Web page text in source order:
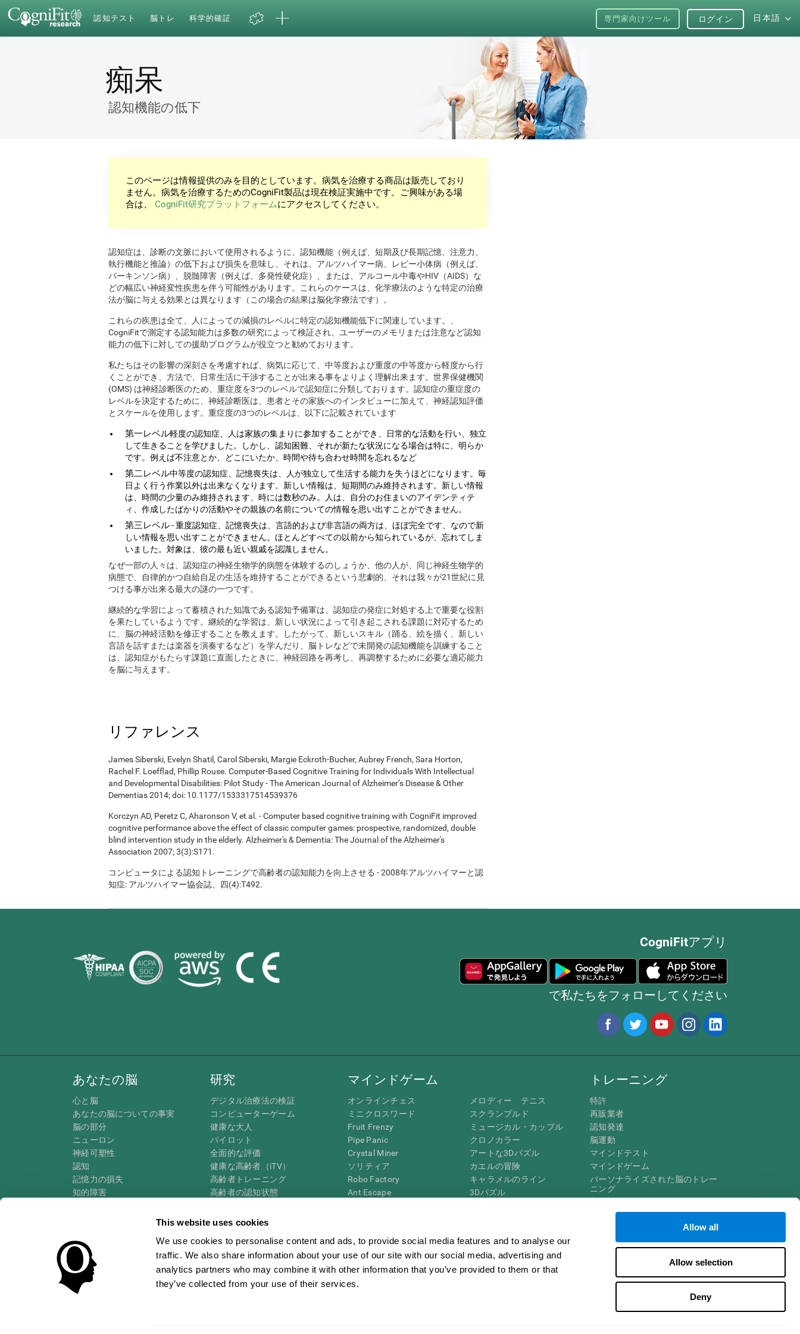
This website uses cookies
We use cookies to personalise content and ads, to provide social media features and to analyse our
traffic. We also share information about your use of our site with our social media, advertising and
analytics partners who may combine it with other information that you’ve provided to them or that
they’ve collected from your use of their services.
Allow all
Allow selection
Deny
認知テスト 脳トレ 科学的確証 専門家向けツール 日本語
ログイン
痴呆
認知機能の低下
このページは情報提供のみを目的としています。病気を治療する商品は販売しており
ません。病気を治療するためのCogniFit製品は現在検証実施中です。ご興味がある場
合は、
CogniFit研究プラットフォームにアクセスしてください。
認知症は、診断の文脈において使用されるように、認知機能（例えば、短期及び長期記憶、注意力、
執行機能と推論）の低下および損失を意味し、それは、アルツハイマー病、レビー小体病（例えば、
パーキンソン病）、脱髄障害（例えば、多発性硬化症）、または、アルコール中毒やHIV（AIDS）な
どの幅広い神経変性疾患を伴う可能性があります。これらのケースは、化学療法のような特定の治療
法が脳に与える効果とは異なります（この場合の結果は脳化学療法です）。
これらの疾患は全て、人によっての減損のレベルに特定の認知機能低下に関連しています。、
CogniFitで測定する認知能力は多数の研究によって検証され、ユーザーのメモリまたは注意など認知
能力の低下に対しての援助プログラムが役立つと勧めております。
私たちはその影響の深刻さを考慮すれば、病気に応じて、中等度および重度の中等度から軽度から行
くことができ、方法で、日常生活に干渉することが出来る事をよりよく理解出来ます。世界保健機関
(OMS) は神経診断医のため、重症度を3つのレベルで認知症に分類しております。認知症の重症度の
レベルを決定するために、神経診断医は、患者とその家族へのインタビューに加えて、神経認知評価
とスケールを使用します。重症度の3つのレベルは、以下に記載されています
第一レベル軽度の認知症、人は家族の集まりに参加することができ、日常的な活動を行い、独立
して生きることを学びました。しかし、認知困難、それが新たな状況になる場合は特に、明らか
です。例えば不注意とか、どこにいたか、時間や待ち合わせ時間を忘れるなど
第二レベル中等度の認知症、記憶喪失は、人が独立して生活する能力を失うほどになります。毎
日よく行う作業以外は出来なくなります。新しい情報は、短期間のみ維持されます。新しい情報
は、時間の少量のみ維持されます、時には数秒のみ。人は、自分のお住まいのアイデンティテ
ィ、作成したばかりの活動やその親族の名前についての情報を思い出すことができません。
第三レベル- 重度認知症、記憶喪失は、言語的および非言語の両方は、ほぼ完全です、なので新
しい情報を思い出すことができません。ほとんどすべての以前から知られているが、忘れてしま
いました。対象は、彼の最も近い親戚を認識しません。
なぜ一部の人々は、認知症の神経生物学的病態を体験するのしょうか、他の人が、同じ神経生物学的
病態で、自律的かつ自給自足の生活を維持することができるという悲劇的、それは我々が21世紀に見
つける事が出来る最大の謎の一つです。
継続的な学習によって蓄積された知識である認知予備軍は、認知症の発症に対処する上で重要な役割
を果たしているようです。継続的な学習は、新しい状況によって引き起こされる課題に対応するため
に、脳の神経活動を修正することを教えます。したがって、新しいスキル（踊る、絵を描く、新しい
言語を話すまたは楽器を演奏するなど）を学んだり、脳トレなどで未開発の認知機能を訓練すること
は、認知症がもたらす課題に直面したときに、神経回路を再考し、再調整するために必要な適応能力
を脳に与えます。
リファレンス
James Siberski, Evelyn Shatil, Carol Siberski, Margie Eckroth-Bucher, Aubrey French, Sara Horton,
Rachel F. Loefflad, Phillip Rouse. Computer-Based Cognitive Training for Individuals With Intellectual
and Developmental Disabilities: Pilot Study - The American Journal of Alzheimer’s Disease & Other
Dementias 2014; doi: 10.1177/1533317514539376
Korczyn AD, Peretz C, Aharonson V, et al. - Computer based cognitive training with CogniFit improved
cognitive performance above the effect of classic computer games: prospective, randomized, double
blind intervention study in the elderly. Alzheimer's & Dementia: The Journal of the Alzheimer's
Association 2007; 3(3):S171.
コンピュータによる認知トレーニングで高齢者の認知能力を向上させる - 2008年アルツハイマーと認
知症: アルツハイマー協会誌、四(4):T492.
CogniFitアプリ
で私たちをフォローしてください
あなたの脳
心と脳
あなたの脳についての事実
脳の部分
ニューロン
神経可塑性
認知
記憶力の損失
知的障害
注意
研究
デジタル治療法の検証
コンピューターゲーム
健康な大人
パイロット
全面的な評価
健康な高齢者（iTV）
高齢者トレーニング
高齢者の認知状態
タクソノミーSG4D
マインドゲーム
オンラインチェス
ミニクロスワード
Fruit Frenzy
Pipe Panic
Crystal Miner
ソリティア
Robo Factory
Ant Escape
マッチイット
数学カオス
マーブルラン
メロディー テニス
スクランブルド
ミュージカル・カップル
クロノカラー
アートな3Dパズル
カエルの冒険
キャラメルのライン
3Dパズル
ボードゲーム
記憶力用オンラインゲーム
マインドゲーム
トレーニング
特許
再販業者
認知発達
脳運動
マインドテスト
マインドゲーム
パーソナライズされた脳のトレー
ニング
楽しい数学ゲーム
才能ある子供たち
アクセシビリティに関する声明